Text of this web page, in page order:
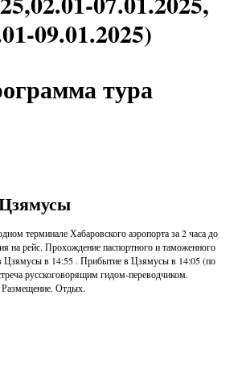
09.01.2025)
тура
терминале Хабаровского аэропорта за 2 часа до
на рейс. Прохождение паспортного и таможенного
Цзямусы в 14:55 . Прибытие в Цзямусы в 14:05 (по
русскоговорящим гидом-переводчиком.
Размещение. Отдых.